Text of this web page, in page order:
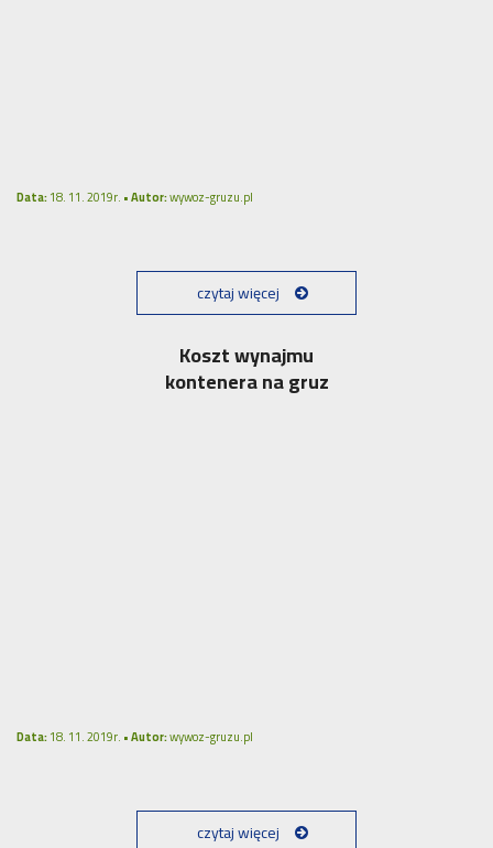
Data:18. 11. 2019r. •Autor:wywoz-gruzu.pl
czytaj więcej
Koszt wynajmu
kontenera na gruz
Data:18. 11. 2019r. •Autor:wywoz-gruzu.pl
czytaj więcej